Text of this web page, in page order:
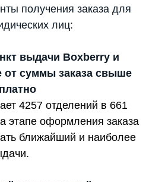
получения заказа для
лиц:
выдачи Boxberry и
от суммы заказа свыше
4257 отделений в 661
этапе оформления заказа
ближайший и наиболее